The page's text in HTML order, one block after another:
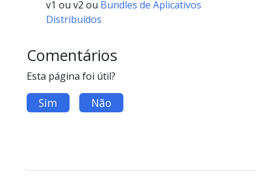
v1 ou v2 ou Bundles de Aplicativos
Distribuídos
Comentários
Esta página foi útil?
Sim Não